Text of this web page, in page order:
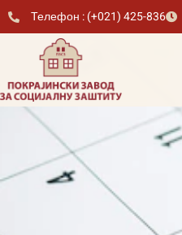
Телефон : (+021) 425-836